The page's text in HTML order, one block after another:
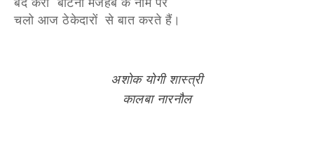
बंद करो बांटना मजहब के नाम पर
चलो आज ठेकेदारों से बात करते हैं।
अशोक योगी शास्त्री
कालबा नारनौल